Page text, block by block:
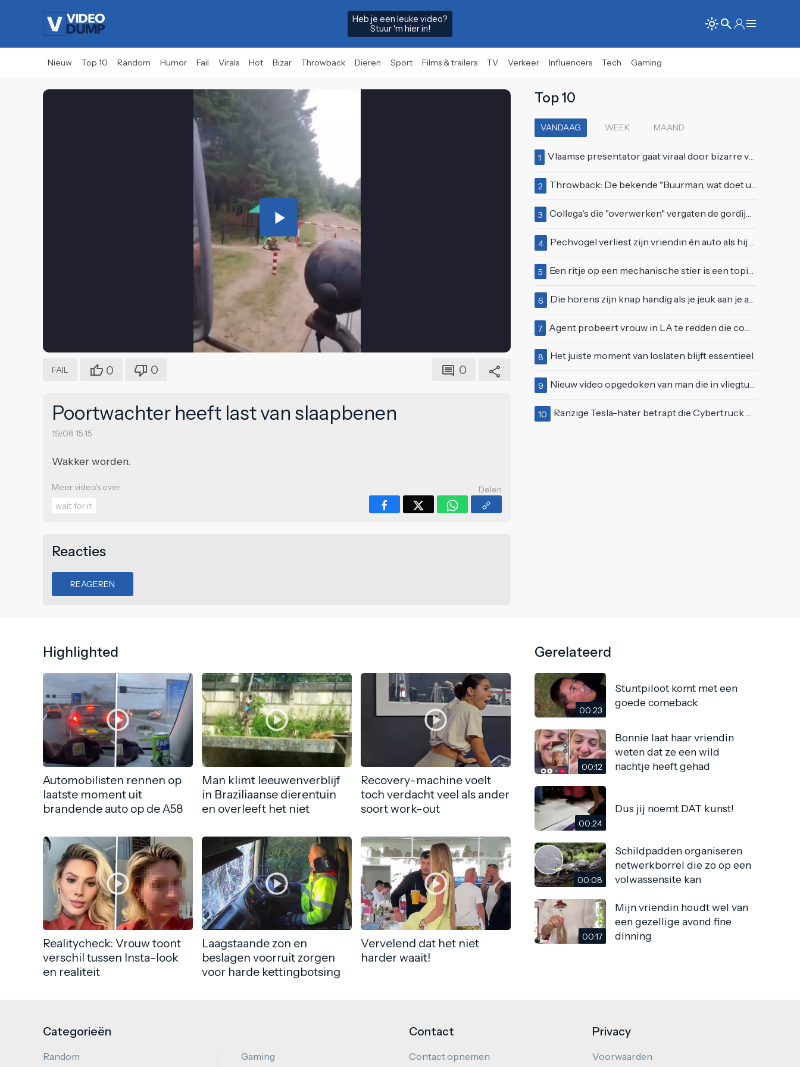
Heb je een leuke video?
Stuur 'm hier in!
Nieuw Top 10 Random Humor Fail Virals Hot Bizar Throwback Dieren Sport Films & trailers TV Verkeer Influencers Tech Gaming
Play
Video
FAIL 0 0 0
Poortwachter heeft last van slaapbenen
19/08 15:15
Wakker worden.
Meer video's over
wait for it
Delen
Reacties
REAGEREN
Top 10
VANDAAG WEEK MAAND
1 Vlaamse presentator gaat viraal door bizarre vertoning op live televisie: "Helemaal stijf van de bloem"
2 Throwback: De bekende "Buurman, wat doet u nu?"-scène uit Flodder met Tatjana Šimić
3 Collega's die "overwerken" vergaten de gordijnen dicht te doen
4 Pechvogel verliest zijn vriendin én auto als hij bocht te scherp neemt
5 Een ritje op een mechanische stier is een topidee voor een eerste date
6 Die horens zijn knap handig als je jeuk aan je arie hebt
7 Agent probeert vrouw in LA te redden die compleet van het padje is
8 Het juiste moment van loslaten blijft essentieel
9 Nieuw video opgedoken van man die in vliegtuigmotor springt op vliegveld Milaan
10 Ranzige Tesla-hater betrapt die Cybertruck op een 'speciale bruine coating' trakteert
Highlighted
Automobilisten rennen op
laatste moment uit
brandende auto op de A58
Man klimt leeuwenverblijf
in Braziliaanse dierentuin
en overleeft het niet
Recovery-machine voelt
toch verdacht veel als ander
soort work-out
Realitycheck: Vrouw toont
verschil tussen Insta-look
en realiteit
Laagstaande zon en
beslagen voorruit zorgen
voor harde kettingbotsing
Vervelend dat het niet
harder waait!
Gerelateerd
00:23
Stuntpiloot komt met een
goede comeback
00:12
Bonnie laat haar vriendin
weten dat ze een wild
nachtje heeft gehad
00:24
Dus jij noemt DAT kunst!
00:08
Schildpadden organiseren
netwerkborrel die zo op een
volwassensite kan
00:17
Mijn vriendin houdt wel van
een gezellige avond fine
dinning
Categorieën
Random Gaming
Contact
Contact opnemen
Privacy
Voorwaarden